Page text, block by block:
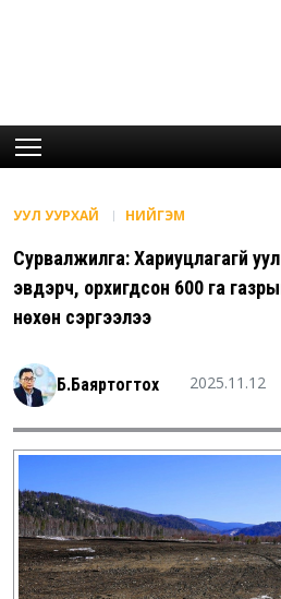
УУЛ УУРХАЙ НИЙГЭМ
Сурвалжилга: Хариуцлагагүй
эвдэрч, орхигдсон 600 га
нөхөн сэргээлээ
Б.Баяртогтох 2025.11.12